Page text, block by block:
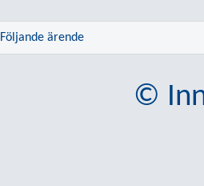
Följande ärende
©